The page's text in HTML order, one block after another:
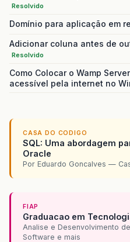
Resolvido
Domínio para aplicação em
Adicionar coluna antes de
Resolvido
Como Colocar o Wamp
acessível pela internet no
CASA DO CODIGO
SQL: Uma abordagem
Oracle
Por Eduardo Goncalves —
FIAP
Graduacao em
Analise e Desenvolvimento
Software e mais